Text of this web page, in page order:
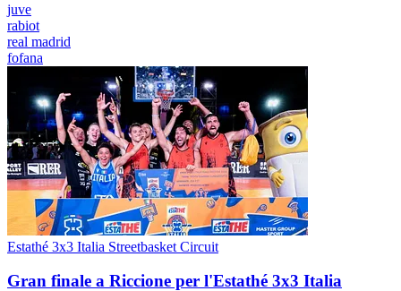
juve
rabiot
real madrid
fofana
Estathé 3x3 Italia Streetbasket Circuit
Gran finale a Riccione per l'Estathé 3x3 Italia